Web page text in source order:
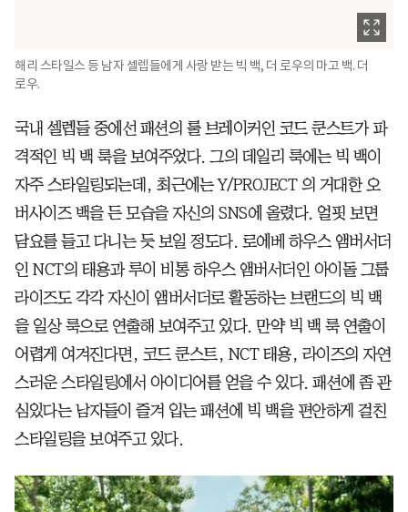
해리 스타일스 등 남자 셀렙들에게 사랑 받는 빅 백, 더 로우의 마고 백. 더
로우.
국내 셀렙들 중에선 패션의 룰 브레이커인 코드 쿤스트가 파
격적인 빅 백 룩을 보여주었다. 그의 데일리 룩에는 빅 백이
자주 스타일링되는데, 최근에는 Y/PROJECT 의 거대한 오
버사이즈 백을 든 모습을 자신의 SNS에 올렸다. 얼핏 보면
담요를 들고 다니는 듯 보일 정도다. 로에베 하우스 앰버서더
인 NCT의 태용과 루이 비통 하우스 앰버서더인 아이돌 그룹
라이즈도 각각 자신이 앰버서더로 활동하는 브랜드의 빅 백
을 일상 룩으로 연출해 보여주고 있다. 만약 빅 백 룩 연출이
어렵게 여겨진다면, 코드 쿤스트, NCT 태용, 라이즈의 자연
스러운 스타일링에서 아이디어를 얻을 수 있다. 패션에 좀 관
심있다는 남자들이 즐겨 입는 패션에 빅 백을 편안하게 걸친
스타일링을 보여주고 있다.